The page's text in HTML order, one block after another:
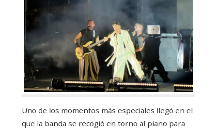
Uno de los momentos más especiales llegó en el
que la banda se recogió en torno al piano para